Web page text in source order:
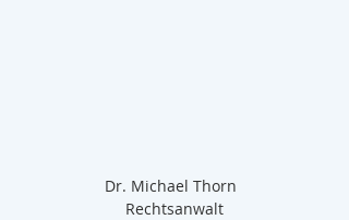
Dr. Michael Thorn
Rechtsanwalt